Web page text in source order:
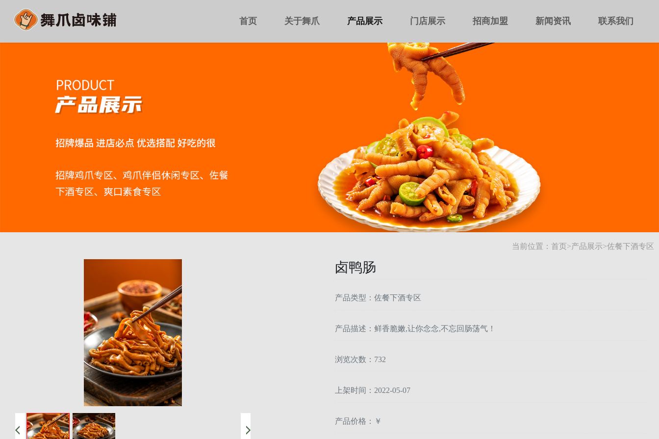
首页 关于舞爪 产品展示 门店展示 招商加盟 新闻资讯 联系我们
当前位置： 首页>产品展示>佐餐下酒专区
卤鸭肠
产品类型：佐餐下酒专区
产品描述：鲜香脆嫩,让你念念,不忘回肠荡气！
浏览次数：732
上架时间：2022-05-07
产品价格：￥